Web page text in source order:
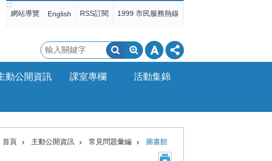
:::
網站導覽 English RSS訂閱 1999 市民服務熱線
搜
尋
動公開資訊 課室專欄 活動集錦
首頁 主動公開資訊 常見問題彙編 圖書館